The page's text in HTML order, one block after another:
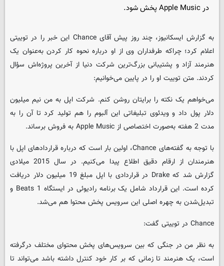
در Apple Music پخش شود.
به گزارش ایسکانیوز، چند روز پیش آقای Chance این خبر را در توییتی
اعلام کرد؛ چراکه طرفداران وی از او درباره نحوه کار کردن به‌عنوان یک
هنرمند آزاد و پشتیبانی بزرگ‌ترین شرکت دنیا از آخرین پروژه‌اش سؤال
کردند. متن توییت او را در پایین می‌خوانیم:
می‌خواهم یک نکته را برایتان روشن کنم. شرکت اپل به من نیم میلیون
دلار پول داد و ویدئوی تبلیغاتی این آلبوم را هم تولید کرد تا آن را به
مدت 2 هفته به‌صورت اختصاصی از Apple Music به فروش برساند.
با توجه به گفته‌های Chance، اولین بار است که درباره قراردادهای اپل با
هنرمندان از ارقام دقیق اطلاع پیدا می‌کنیم. در سال 2015 میلادی
گزارش شد که Drake در قراردادی با اپل مبلغ 19 میلیون دلار دریافت
کرده است. این قرارداد شامل یک برنامه رادیوئی در ایستگاه Beats 1 و
تبدیل‌شدن به چهره اصلی این سرویس پخش محتوا هم می‌شد.
Chance در توییتی گفت:
به نظر من در جنگی که بین سرویس‌های پخش محتوای مختلف درگرفته
است، یک هنرمند تا زمانی که بر کار خود کنترل داشته باشد می‌تواند تا